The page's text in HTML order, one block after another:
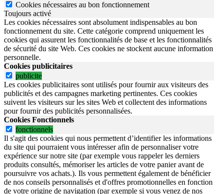
Cookies nécessaires au bon fonctionnement
Toujours activé
Les cookies nécessaires sont absolument indispensables au bon
fonctionnement du site. Cette catégorie comprend uniquement les
cookies qui assurent les fonctionnalités de base et les fonctionnalités
de sécurité du site Web. Ces cookies ne stockent aucune information
personnelle.
Cookies publicitaires
publicite
Les cookies publicitaires sont utilisés pour fournir aux visiteurs des
publicités et des campagnes marketing pertinentes. Ces cookies
suivent les visiteurs sur les sites Web et collectent des informations
pour fournir des publicités personnalisées.
Cookies Fonctionnels
fonctionnels
Il s'agit des cookies qui nous permettent d’identifier les informations
du site qui pourraient vous intéresser afin de personnaliser votre
expérience sur notre site (par exemple vous rappeler les derniers
produits consultés, mémoriser les articles de votre panier avant de
poursuivre vos achats.). Ils vous permettent également de bénéficier
de nos conseils personnalisés et d'offres promotionnelles en fonction
de votre origine de navigation (par exemple si vous venez de nos